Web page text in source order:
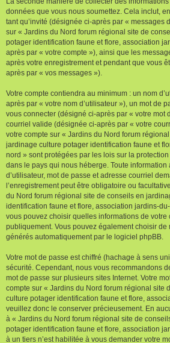
données que vous nous soumettez. Cela inclut,
tant qu’invité (désignée ci-après par « messages
sur « Jardins du Nord forum régional site de
potager identification faune et flore, association
après par « votre compte »), ainsi que les
après votre enregistrement et pendant que vous
après par « vos messages »).
Votre compte contiendra au minimum : un nom
après par « votre nom d’utilisateur »), un mot de
vous connecter (désigné ci-après par « votre mot
courriel valide (désignée ci-après par « votre
votre compte sur « Jardins du Nord forum
jardinage culture potager identification faune et
nord » sont protégées par les lois sur la
dans le pays qui nous héberge. Toute information
d’utilisateur, mot de passe et adresse courriel
l’enregistrement peut être obligatoire ou
du Nord forum régional site de conseils en
identification faune et flore, association jardins-
vous pouvez choisir quelles informations de votre
publiquement. Vous pouvez également choisir
générés automatiquement par le logiciel phpBB.
Votre mot de passe est chiffré (hachage à sens
sécurité. Cependant, nous vous recommandons
mot de passe sur plusieurs sites Internet. Votre
compte sur « Jardins du Nord forum régional site
culture potager identification faune et flore,
veuillez donc le conserver précieusement. En
à « Jardins du Nord forum régional site de
potager identification faune et flore, association
à un tiers n’est habilitée à vous demander votre